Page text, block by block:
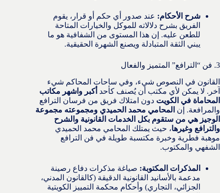
شرح الأحكام: عند صدور أي حكم أو قرار، يقوم
الفريق بشرح دلالاته للموكل والخيارات المتاحة
للطعن عليه. إن هذا المستوى من الشفافية هو ما
يبني الثقة المتبادلة ويصنع الشهرة الحقيقية.
3. فن “الترافع” المتميز والفعال
القانون في النصوص شيء، وفي ساحات المحاكم شيء
آخر. لا يمكن لأي مكتب أن يُصنف كأحد أكبر واشهر مكاتب
المحاماة في الكويت دون امتلاك فريق من فرسان الترافع
والمرافعة. إن المحامي محمد الحميدي ومجموعته مجموعة
الوجيز هي من ستقوم بكل الخدمات القانونية والشرح
والترافع وغيرها، حيث يمتلك المحامي محمد الحميدي
موهبة فطرية وخبرة مكتسبة طويلة في فن الترافع
الشفهي والمكتوب.
المذكرات المكتوبة: صياغة مذكرات دفاع رصينة
مدعمة بالأسانيد القانونية الدقيقة (كالقانون المدني،
الجزائي، التجاري) وأحكام محكمة التمييز الكويتية